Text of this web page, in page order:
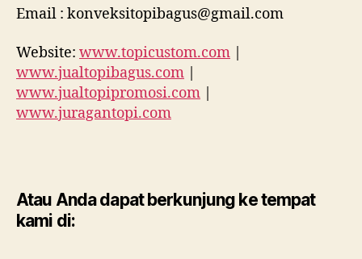
Email : konveksitopibagus@gmail.com
Website: www.topicustom.com |
www.jualtopibagus.com |
www.jualtopipromosi.com |
www.juragantopi.com
Atau Anda dapat berkunjung ke tempat
kami di: